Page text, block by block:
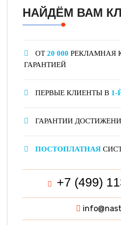
НАЙДЁМ ВАМ
ОТ 20 000 РЕКЛАМНАЯ
ГАРАНТИЕЙ
ПЕРВЫЕ КЛИЕНТЫ В 1-
ГАРАНТИИ
ПОСТОПЛАТНАЯ
+7 (499)